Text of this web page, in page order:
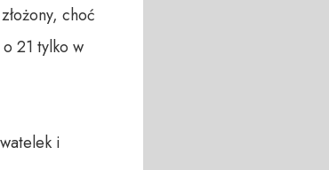
choć
21 tylko w
i